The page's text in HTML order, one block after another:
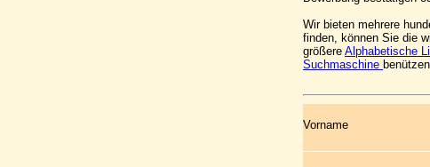
Wir bieten mehrere
finden, können Sie die
größere Alphabetische
Suchmaschine
Vorname